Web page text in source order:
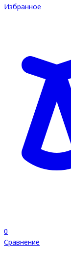
Избранное
0
Сравнение